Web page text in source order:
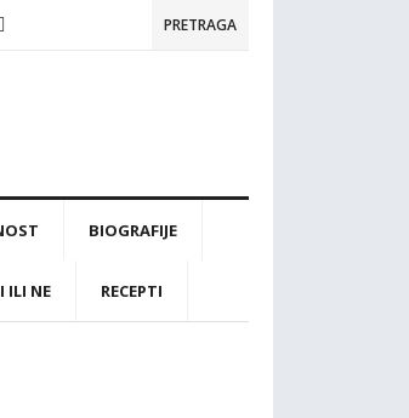
PRETRAGA
BIOGRAFIJE
ILI NE RECEPTI